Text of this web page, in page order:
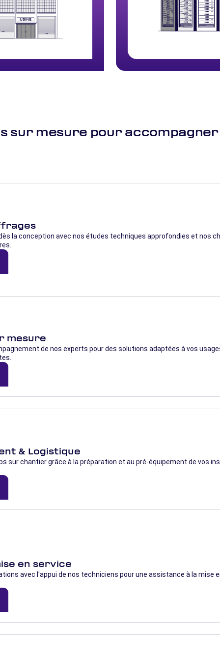
sur mesure pour accompagner
la conception avec nos études techniques approfondies et nos
mesure
de nos experts pour des solutions adaptées à vos
& Logistique
sur chantier grâce à la préparation et au pré-équipement de vos
en service
avec l'appui de nos techniciens pour une assistance à la mise